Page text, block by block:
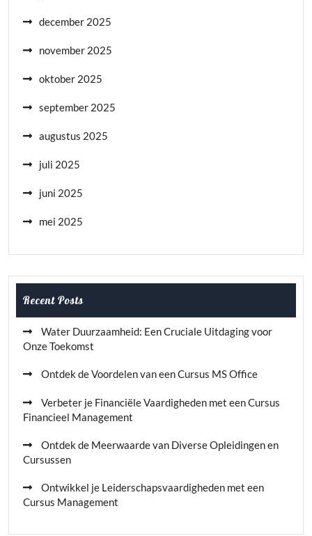
december 2025
november 2025
oktober 2025
september 2025
augustus 2025
juli 2025
juni 2025
mei 2025
Recent Posts
Water Duurzaamheid: Een Cruciale Uitdaging voor
Onze Toekomst
Ontdek de Voordelen van een Cursus MS Office
Verbeter je Financiële Vaardigheden met een Cursus
Financieel Management
Ontdek de Meerwaarde van Diverse Opleidingen en
Cursussen
Ontwikkel je Leiderschapsvaardigheden met een
Cursus Management